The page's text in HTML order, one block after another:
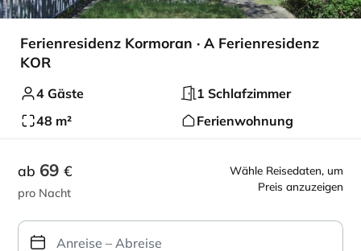
Ferienresidenz Kormoran · A Ferienresidenz
KOR
4 Gäste
1 Schlafzimmer
48 m²
Ferienwohnung
Wähle Reisedaten, um
Preis anzuzeigen
ab 69 €
pro Nacht